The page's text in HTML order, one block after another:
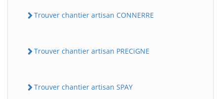
Trouver chantier artisan CONNERRE
Trouver chantier artisan PRECiGNE
Trouver chantier artisan SPAY